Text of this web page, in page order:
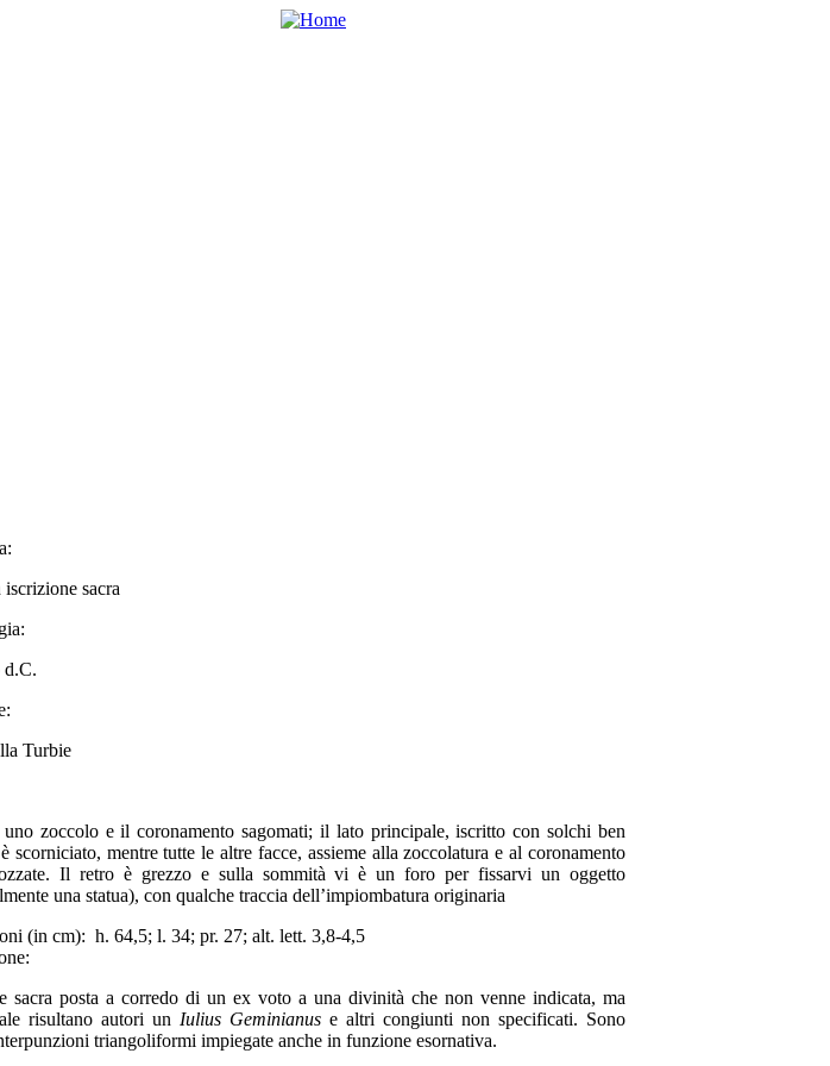
iscrizione sacra
d.C.
Turbie
uno zoccolo e il coronamento sagomati; il lato principale, iscritto con solchi ben
scorniciato, mentre tutte le altre facce, assieme alla zoccolatura e al coronamento
Il retro è grezzo e sulla sommità vi è un foro per fissarvi un oggetto
una statua), con qualche traccia dell’impiombatura originaria
(in cm): h. 64,5; l. 34; pr. 27; alt. lett. 3,8-4,5
sacra posta a corredo di un ex voto a una divinità che non venne indicata, ma
risultano autori un Iulius Geminianus e altri congiunti non specificati. Sono
triangoliformi impiegate anche in funzione esornativa.